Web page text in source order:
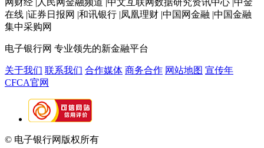
在线 |证券日报网 |和讯银行 |凤凰理财 |中国网金融 |中国金融
集中采购网
电子银行网 专业领先的新金融平台
关于我们 联系我们 合作媒体 商务合作 网站地图 宣传年
CFCA官网
© 电子银行网版权所有